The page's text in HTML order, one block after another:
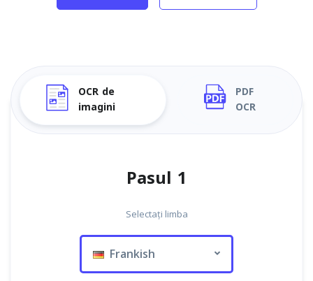
OCR de
imagini
PDF
OCR
Pasul 1
Selectați limba
Frankish